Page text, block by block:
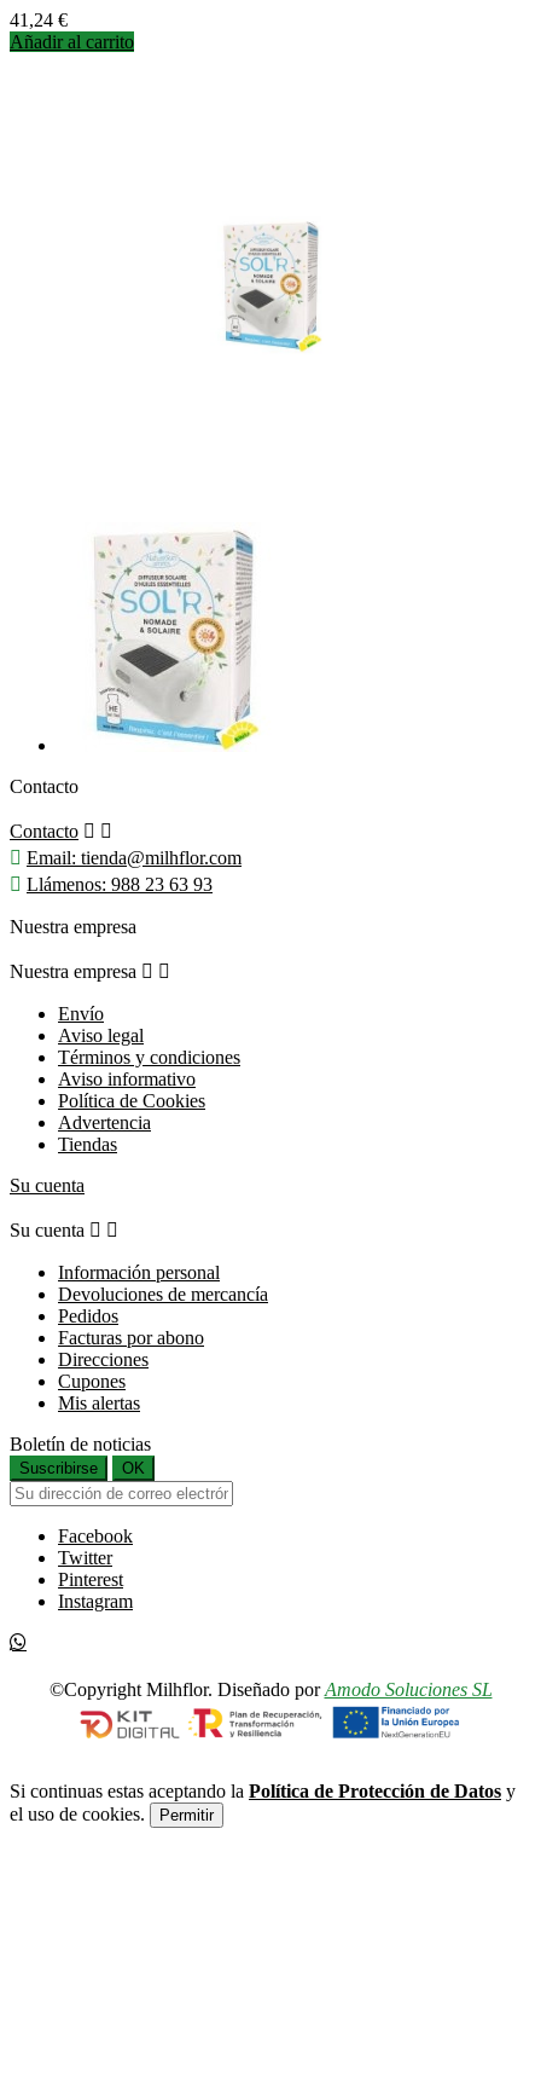
Precio
41,24 €
Añadir al carrito
Contacto
Contacto  
 Email: tienda@milhflor.com
 Llámenos: 988 23 63 93
Nuestra empresa
Nuestra empresa  
Envío
Aviso legal
Términos y condiciones
Aviso informativo
Política de Cookies
Advertencia
Tiendas
Su cuenta
Su cuenta  
Información personal
Devoluciones de mercancía
Pedidos
Facturas por abono
Direcciones
Cupones
Mis alertas
Boletín de noticias
Suscribirse OK
Facebook
Twitter
Pinterest
Instagram
©Copyright Milhflor. Diseñado porAmodo Soluciones SL
Si continuas estas aceptando la Política de Protección de Datos y
el uso de cookies.
Permitir